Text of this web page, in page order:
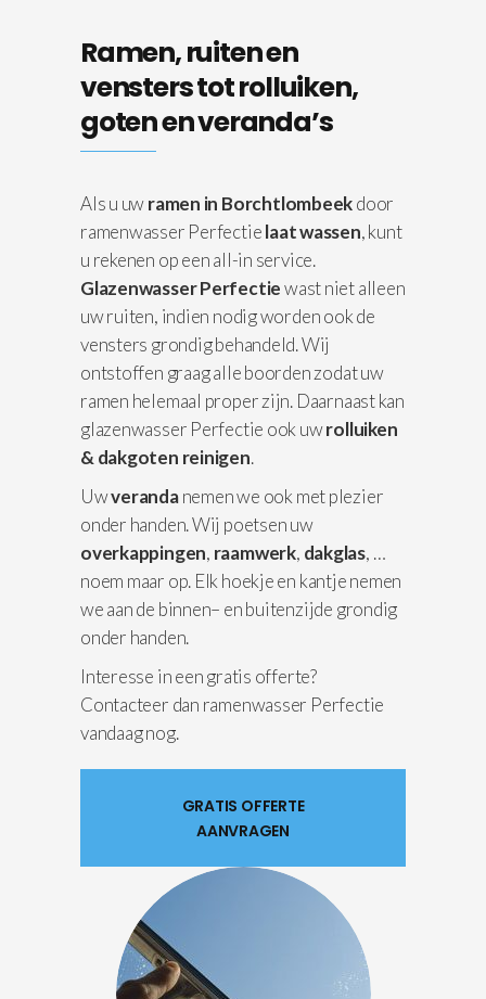
Ramen, ruiten en
vensters tot rolluiken,
goten en veranda’s
Als u uwramen in Borchtlombeekdoor
ramenwasser Perfectielaat wassen, kunt
u rekenen op een all-in service.
Glazenwasser Perfectiewast niet alleen
uw ruiten, indien nodig worden ook de
vensters grondig behandeld. Wij
ontstoffen graag alle boorden zodat uw
ramen helemaal proper zijn. Daarnaast kan
glazenwasser Perfectie ook uwrolluiken
& dakgoten reinigen.
Uwverandanemen we ook met plezier
onder handen. Wij poetsen uw
overkappingen, raamwerk, dakglas, …
noem maar op. Elk hoekje en kantje nemen
we aan de binnen– en buitenzijde grondig
onder handen.
Interesse in een gratis offerte?
Contacteer dan ramenwasser Perfectie
vandaag nog.
GRATIS OFFERTE
AANVRAGEN